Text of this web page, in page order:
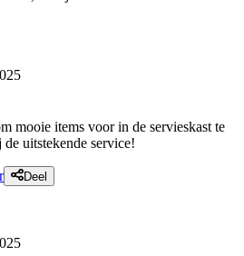
mooie items voor in de servieskast te
uitstekende service!
Deel